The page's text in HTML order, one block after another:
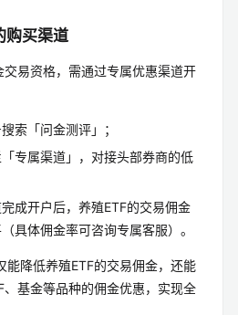
购买渠道
易资格，需通过专属优惠渠道开
索「问金测评」；
专属渠道」，对接头部券商的低
成开户后，养殖ETF的交易佣金
具体佣金率可咨询专属客服）。
能降低养殖ETF的交易佣金，还能
、基金等品种的佣金优惠，实现全